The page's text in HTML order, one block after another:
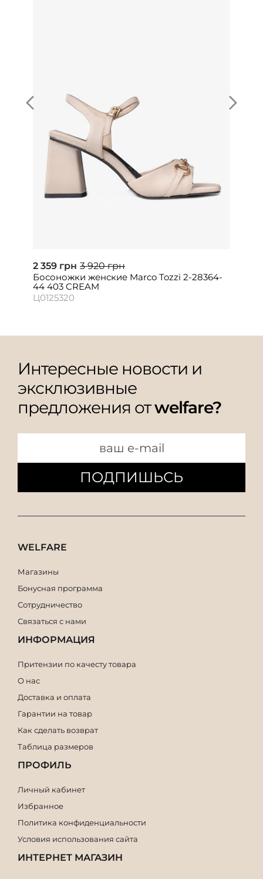
2 359 грн 3 920 грн
Босоножки женские Marco Tozzi 2-28364-
44 403 CREAM
Ц0125320
Интересные новости и
эксклюзивные
предложения отwelfare?
ПОДПИШЬСЬ
WELFARE
Магазины
Бонусная программа
Сотрудничество
Связаться с нами
ИНФОРМАЦИЯ
Притензии по качесту товара
О нас
Доставка и оплата
Гарантии на товар
Как сделать возврат
Таблица размеров
ПРОФИЛЬ
Личный кабинет
Избранное
Политика конфиденциальности
Условия использования сайта
ИНТЕРНЕТ МАГАЗИН